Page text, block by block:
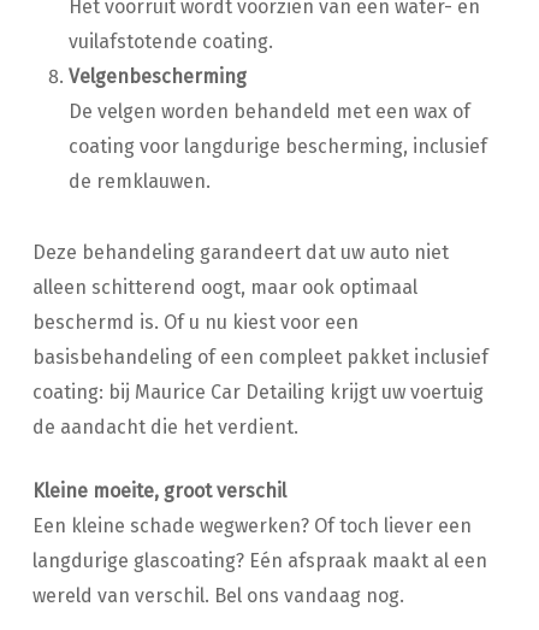
Het voorruit wordt voorzien van een water- en
vuilafstotende coating.
Velgenbescherming
De velgen worden behandeld met een wax of
coating voor langdurige bescherming, inclusief
de remklauwen.
Deze behandeling garandeert dat uw auto niet
alleen schitterend oogt, maar ook optimaal
beschermd is. Of u nu kiest voor een
basisbehandeling of een compleet pakket inclusief
coating: bij Maurice Car Detailing krijgt uw voertuig
de aandacht die het verdient.
Kleine moeite, groot verschil
Een kleine schade wegwerken? Of toch liever een
langdurige glascoating? Eén afspraak maakt al een
wereld van verschil. Bel ons vandaag nog.